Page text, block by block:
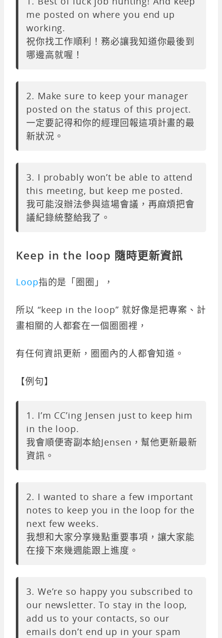
me posted on where you end up
working.
祝你找工作順利！務必讓我知道你最後到
哪邊高就喔！
2. Make sure to keep your manager
posted on the status of this project.
一定要記得和你的經理回報這項計畫的最
新狀況。
3. I probably won’t be able to attend
this meeting, but keep me posted.
我可能沒辦法參與這場會議，再麻煩把會
議紀錄統整給我了。
Keep in the loop 隨時更新資訊
Loop指的是「圈圈」，
所以 “keep in the loop” 就好像是把專案、計
畫相關的人都套在一個圈圈裡，
有任何資訊更新，圈圈內的人都會知道。
【例句】
1. I’m CC’ing Jensen just to keep him
in the loop.
我會順便寄副本給Jensen，幫他更新最新
資訊。
2. I wanted to share a few important
notes to keep you in the loop for the
next few weeks.
我想和大家分享幾點重要事項，讓大家能
在接下來幾週能跟上進度。
3. We’re so happy you subscribed to
our newsletter. To stay in the loop,
add us to your contacts, so our
emails don’t end up in your spam